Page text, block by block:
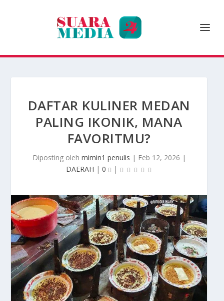
DAFTAR KULINER MEDAN
PALING IKONIK, MANA
FAVORITMU?
Diposting oleh mimin1 penulis | Feb 12, 2026 |
DAERAH | 0 |